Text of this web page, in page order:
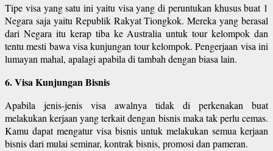
Tipe visa yang satu ini yaitu visa yang di peruntukan khusus buat 1
Negara saja yaitu Republik Rakyat Tiongkok. Mereka yang berasal
dari Negara itu kerap tiba ke Australia untuk tour kelompok dan
tentu mesti bawa visa kunjungan tour kelompok. Pengerjaan visa ini
lumayan mahal, apalagi apabila di tambah dengan biasa lain.
6. Visa Kunjungan Bisnis
Apabila jenis-jenis visa awalnya tidak di perkenakan buat
melakukan kerjaan yang terkait dengan bisnis maka tak perlu cemas.
Kamu dapat mengatur visa bisnis untuk melakukan semua kerjaan
bisnis dari mulai seminar, kontrak bisnis, promosi dan pameran.